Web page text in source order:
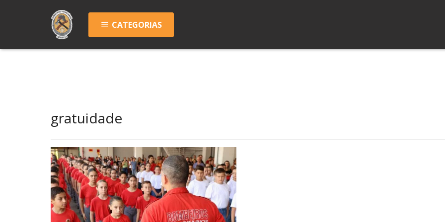
menu CATEGORIAS
gratuidade